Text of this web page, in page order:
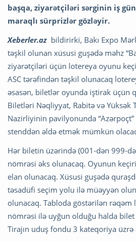
başqa, ziyarətçiləri sərginin iş
maraqlı sürprizlər gözləyir.
Xeberler.az bildirirki, Bakı Expo
təşkil olunan xüsusi guşədə məhz
ziyarətçiləri üçün lotereya oyunu
ASC tərəfindən təşkil olunacaq
əsasən, biletlər oyunda iştirak üçün
Biletləri Nəqliyyat, Rabitə və Yüksək
Nazirliyinin pavilyonunda
stenddən əldə etmək mümkün
Hər biletin üzərində (001-dən 999-
nömrəsi əks olunacaq. Oyunun
elan olunacaq. Xüsusi guşədə
təsadüfi seçim yolu ilə müəyyən
olunacaq. Tabloda göstərilən
nömrəsi ilə uyğun olduğu halda bilet
Tirajın uduş fondu 3 kateqoriya